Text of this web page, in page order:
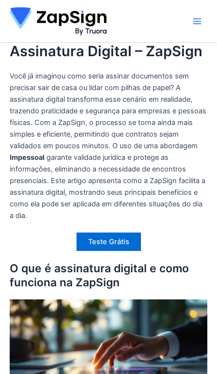
para
conteúdo
Assinatura Digital – ZapSign
Você já imaginou como seria assinar documentos sem
precisar sair de casa ou lidar com pilhas de papel? A
assinatura digital transforma esse cenário em realidade,
trazendo praticidade e segurança para empresas e pessoas
físicas. Com a ZapSign, o processo se torna ainda mais
simples e eficiente, permitindo que contratos sejam
validados em poucos minutos. O uso de uma abordagem
Impessoal garante validade jurídica e protege as
informações, eliminando a necessidade de encontros
presenciais. Este artigo apresenta como a ZapSign facilita a
assinatura digital, mostrando seus principais benefícios e
como ela pode ser aplicada em diferentes situações do dia
a dia.
Teste Grátis
O que é assinatura digital e como
funciona na ZapSign